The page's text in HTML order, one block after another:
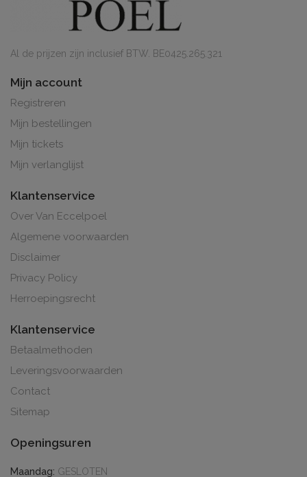
Al de prijzen zijn inclusief BTW. BE0425.265.321
Mijn account
Registreren
Mijn bestellingen
Mijn tickets
Mijn verlanglijst
Klantenservice
Over Van Eccelpoel
Algemene voorwaarden
Disclaimer
Privacy Policy
Herroepingsrecht
Klantenservice
Betaalmethoden
Leveringsvoorwaarden
Contact
Sitemap
Openingsuren
Maandag: GESLOTEN